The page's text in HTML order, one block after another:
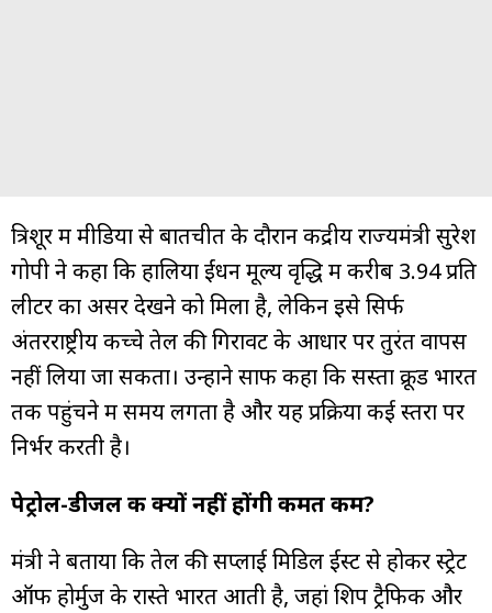
त्रिशूर में मीडिया से बातचीत के दौरान केंद्रीय राज्यमंत्री सुरेश
गोपी ने कहा कि हालिया ईंधन मूल्य वृद्धि में करीब ₹3.94 प्रति
लीटर का असर देखने को मिला है, लेकिन इसे सिर्फ
अंतरराष्ट्रीय कच्चे तेल की गिरावट के आधार पर तुरंत वापस
नहीं लिया जा सकता। उन्होंने साफ कहा कि सस्ता क्रूड भारत
तक पहुंचने में समय लगता है और यह प्रक्रिया कई स्तरों पर
निर्भर करती है।
पेट्रोल-डीजल की क्यों नहीं होंगी कीमत कम?
मंत्री ने बताया कि तेल की सप्लाई मिडिल ईस्ट से होकर स्ट्रेट
ऑफ होर्मुज के रास्ते भारत आती है, जहां शिप ट्रैफिक और